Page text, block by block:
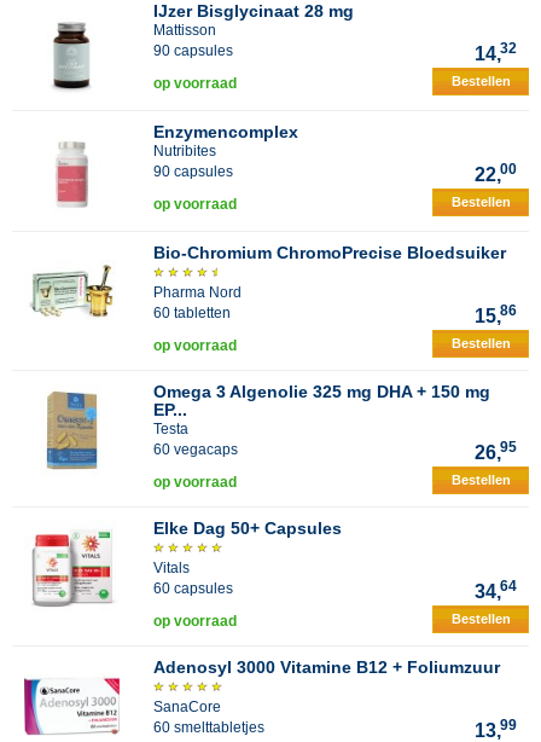
IJzer Bisglycinaat 28 mg
Mattisson
90 capsules
14,32
op voorraad Bestellen
Enzymencomplex
Nutribites
90 capsules
22,00
op voorraad Bestellen
Bio-Chromium ChromoPrecise Bloedsuiker
Pharma Nord
60 tabletten
15,86
op voorraad Bestellen
Omega 3 Algenolie 325 mg DHA + 150 mg
EP...
Testa
60 vegacaps
26,95
op voorraad Bestellen
Elke Dag 50+ Capsules
Vitals
60 capsules
34,64
op voorraad Bestellen
Adenosyl 3000 Vitamine B12 + Foliumzuur
SanaCore
60 smelttabletjes
13,99